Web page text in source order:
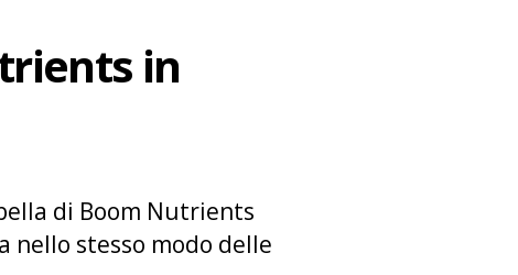
in
di Boom Nutrients
nello stesso modo delle